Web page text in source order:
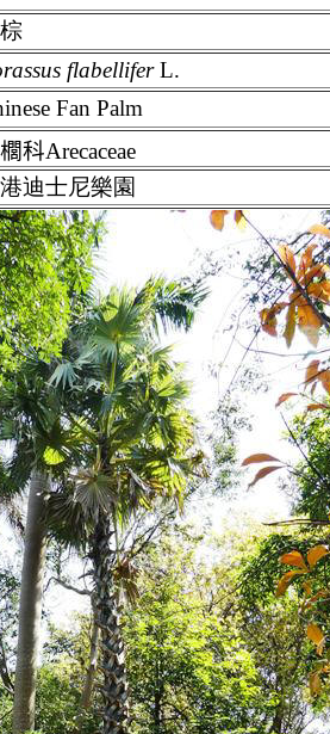
flabelliferL.
Fan Palm
科Arecaceae
迪士尼樂園